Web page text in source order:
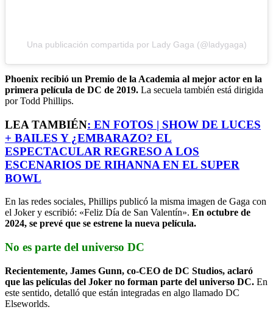
Una publicación compartida por Lady Gaga (@ladygaga)
Phoenix recibió un Premio de la Academia al mejor actor en la
primera película de DC de 2019. La secuela también está dirigida
por Todd Phillips.
LEA TAMBIÉN: EN FOTOS | SHOW DE LUCES
+ BAILES Y ¿EMBARAZO? EL
ESPECTACULAR REGRESO A LOS
ESCENARIOS DE RIHANNA EN EL SUPER
BOWL
En las redes sociales, Phillips publicó la misma imagen de Gaga con
el Joker y escribió: «Feliz Día de San Valentín». En octubre de
2024, se prevé que se estrene la nueva película.
No es parte del universo DC
Recientemente, James Gunn, co-CEO de DC Studios, aclaró
que las películas del Joker no forman parte del universo DC. En
este sentido, detalló que están integradas en algo llamado DC
Elseworlds.